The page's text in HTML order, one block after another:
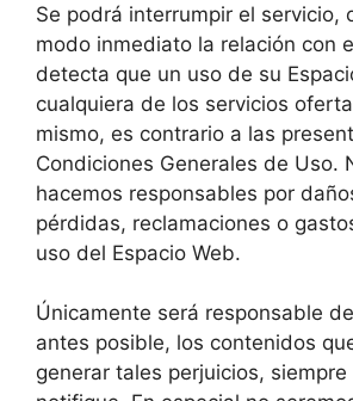
Se podrá interrumpir el servicio,
modo inmediato la relación con
detecta que un uso de su
cualquiera de los servicios
mismo, es contrario a las
Condiciones Generales de Uso.
hacemos responsables por
pérdidas, reclamaciones o
uso del Espacio Web.
Únicamente será responsable
antes posible, los contenidos
generar tales perjuicios, siempre